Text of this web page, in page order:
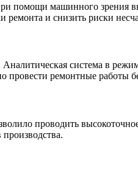
помощи машинного зрения
и снизить риски
система в
провести ремонтные работы
проводить